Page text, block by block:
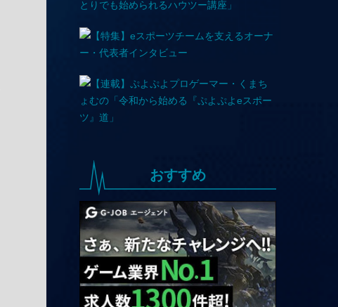
おすすめ